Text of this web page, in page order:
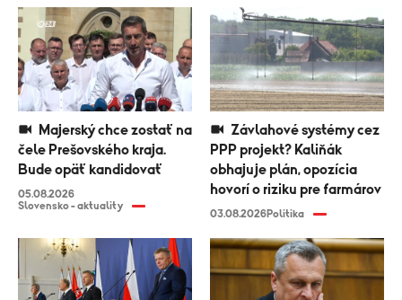
čele Prešovského kraja.
Bude opäť kandidovať
05.08.2026
Slovensko - aktuality
PPP projekt? Kaliňák
obhajuje plán, opozícia
hovorí o riziku pre farmárov
03.08.2026Politika